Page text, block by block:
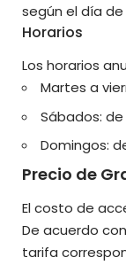
según el día
Horarios
Los horarios
Martes a
Sábados: de
Domingos:
Precio de
El costo de
De acuerdo
tarifa